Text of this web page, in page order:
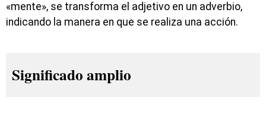
«mente», se transforma el adjetivo en un adverbio,
indicando la manera en que se realiza una acción.
Significado amplio